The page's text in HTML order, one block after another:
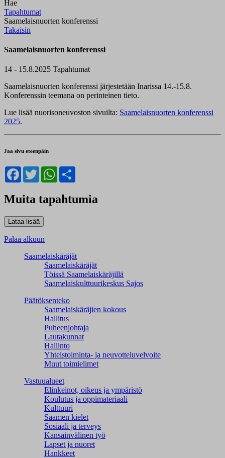
Hae
Tapahtumat
Saamelaisnuorten konferenssi
Takaisin
Saamelaisnuorten konferenssi
14 - 15.8.2025 Tapahtumat
Saamelaisnuorten konferenssi järjestetään Inarissa 14.-15.8.
Konferenssin teemana on perinteinen tieto.
Lue lisää nuorisoneuvoston sivuilta: Saamelaisnuorten konferenssi
2025.
Jaa sivu eteenpäin
Facebook
TwitterWhatsApp
Muita tapahtumia
Palaa alkuun
Saamelaiskäräjät
Saamelaiskäräjät
Töissä Saamelaiskäräjillä
Saamelaiskulttuuri­keskus Sajos
Päätöksenteko
Saamelaiskäräjien kokous
Hallitus
Puheenjohtaja
Lautakunnat
Hallinto
Yhteistoiminta- ja neuvotteluvelvoite
Muut toimielimet
Vastuualueet
Elinkeinot, oikeus ja ympäristö
Koulutus ja oppimateriaali
Kulttuuri
Saamen kielet
Sosiaali ja terveys
Kansainvälinen työ
Lapset ja nuoret
Hankkeet